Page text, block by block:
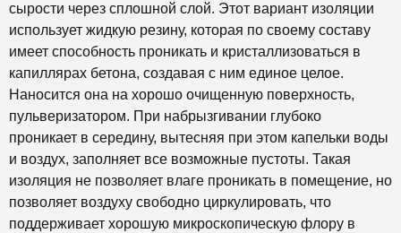
сырости через сплошной слой. Этот вариант изоляции
использует жидкую резину, которая по своему составу
имеет способность проникать и кристаллизоваться в
капиллярах бетона, создавая с ним единое целое.
Наносится она на хорошо очищенную поверхность,
пульверизатором. При набрызгивании глубоко
проникает в середину, вытесняя при этом капельки воды
и воздух, заполняет все возможные пустоты. Такая
изоляция не позволяет влаге проникать в помещение, но
позволяет воздуху свободно циркулировать, что
поддерживает хорошую микроскопическую флору в